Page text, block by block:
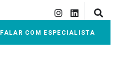
FALAR COM ESPECIALISTA